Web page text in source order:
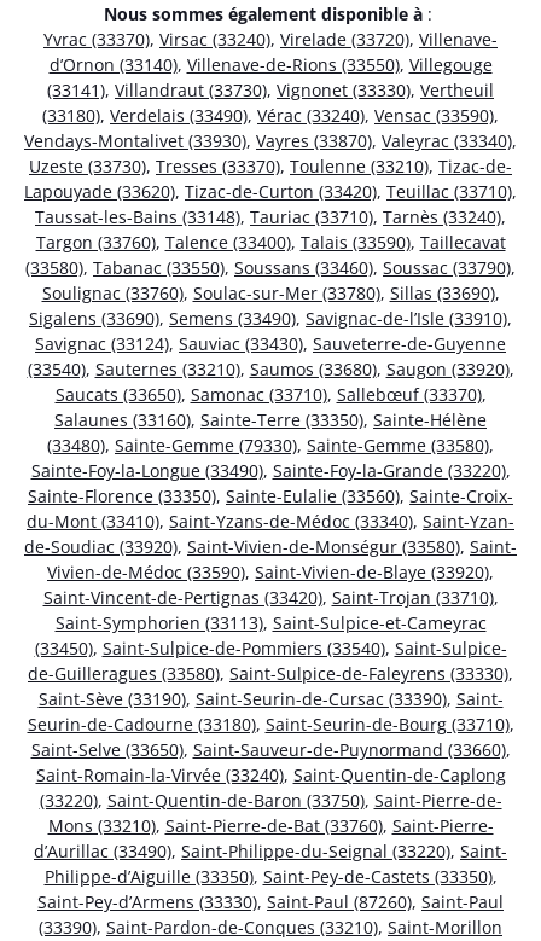
Nous sommes également disponible à :
Yvrac (33370), Virsac (33240), Virelade (33720), Villenave-
d’Ornon (33140), Villenave-de-Rions (33550), Villegouge
(33141), Villandraut (33730), Vignonet (33330), Vertheuil
(33180), Verdelais (33490), Vérac (33240), Vensac (33590),
Vendays-Montalivet (33930), Vayres (33870), Valeyrac (33340),
Uzeste (33730), Tresses (33370), Toulenne (33210), Tizac-de-
Lapouyade (33620), Tizac-de-Curton (33420), Teuillac (33710),
Taussat-les-Bains (33148), Tauriac (33710), Tarnès (33240),
Targon (33760), Talence (33400), Talais (33590), Taillecavat
(33580), Tabanac (33550), Soussans (33460), Soussac (33790),
Soulignac (33760), Soulac-sur-Mer (33780), Sillas (33690),
Sigalens (33690), Semens (33490), Savignac-de-l’Isle (33910),
Savignac (33124), Sauviac (33430), Sauveterre-de-Guyenne
(33540), Sauternes (33210), Saumos (33680), Saugon (33920),
Saucats (33650), Samonac (33710), Sallebœuf (33370),
Salaunes (33160), Sainte-Terre (33350), Sainte-Hélène
(33480), Sainte-Gemme (79330), Sainte-Gemme (33580),
Sainte-Foy-la-Longue (33490), Sainte-Foy-la-Grande (33220),
Sainte-Florence (33350), Sainte-Eulalie (33560), Sainte-Croix-
du-Mont (33410), Saint-Yzans-de-Médoc (33340), Saint-Yzan-
de-Soudiac (33920), Saint-Vivien-de-Monségur (33580), Saint-
Vivien-de-Médoc (33590), Saint-Vivien-de-Blaye (33920),
Saint-Vincent-de-Pertignas (33420), Saint-Trojan (33710),
Saint-Symphorien (33113), Saint-Sulpice-et-Cameyrac
(33450), Saint-Sulpice-de-Pommiers (33540), Saint-Sulpice-
de-Guilleragues (33580), Saint-Sulpice-de-Faleyrens (33330),
Saint-Sève (33190), Saint-Seurin-de-Cursac (33390), Saint-
Seurin-de-Cadourne (33180), Saint-Seurin-de-Bourg (33710),
Saint-Selve (33650), Saint-Sauveur-de-Puynormand (33660),
Saint-Romain-la-Virvée (33240), Saint-Quentin-de-Caplong
(33220), Saint-Quentin-de-Baron (33750), Saint-Pierre-de-
Mons (33210), Saint-Pierre-de-Bat (33760), Saint-Pierre-
d’Aurillac (33490), Saint-Philippe-du-Seignal (33220), Saint-
Philippe-d’Aiguille (33350), Saint-Pey-de-Castets (33350),
Saint-Pey-d’Armens (33330), Saint-Paul (87260), Saint-Paul
(33390), Saint-Pardon-de-Conques (33210), Saint-Morillon